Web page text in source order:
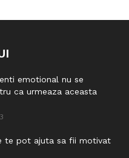
emotional nu se
ca urmeaza aceasta
te pot ajuta sa fii motivat